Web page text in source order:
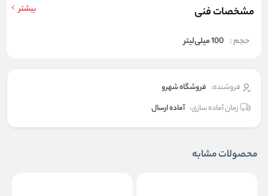
مشخصات فنی بیشتر
حجم : 100 میلی‌لیتر
فروشنده: فروشگاه شهرو
زمان آماده سازی: آماده ارسال
محصولات مشابه